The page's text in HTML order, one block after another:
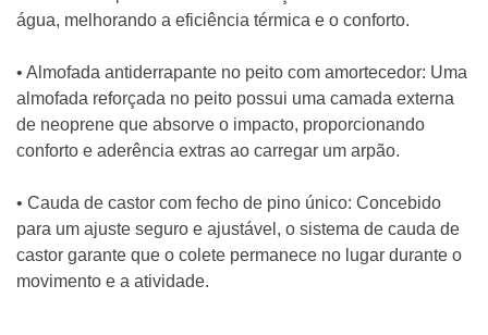
água, melhorando a eficiência térmica e o conforto.
• Almofada antiderrapante no peito com amortecedor: Uma
almofada reforçada no peito possui uma camada externa
de neoprene que absorve o impacto, proporcionando
conforto e aderência extras ao carregar um arpão.
• Cauda de castor com fecho de pino único: Concebido
para um ajuste seguro e ajustável, o sistema de cauda de
castor garante que o colete permanece no lugar durante o
movimento e a atividade.